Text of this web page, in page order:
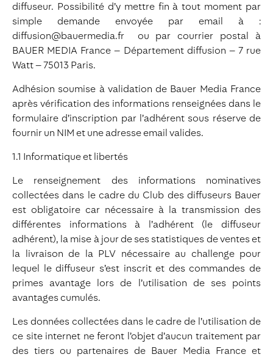
diffuseur. Possibilité d’y mettre fin à tout moment par
simple demande envoyée par email à :
diffusion@bauermedia.fr ou par courrier postal à
BAUER MEDIA France – Département diffusion – 7 rue
Watt – 75013 Paris.
Adhésion soumise à validation de Bauer Media France
après vérification des informations renseignées dans le
formulaire d’inscription par l’adhérent sous réserve de
fournir un NIM et une adresse email valides.
1.1 Informatique et libertés
Le renseignement des informations nominatives
collectées dans le cadre du Club des diffuseurs Bauer
est obligatoire car nécessaire à la transmission des
différentes informations à l’adhérent (le diffuseur
adhérent), la mise à jour de ses statistiques de ventes et
la livraison de la PLV nécessaire au challenge pour
lequel le diffuseur s’est inscrit et des commandes de
primes avantage lors de l’utilisation de ses points
avantages cumulés.
Les données collectées dans le cadre de l’utilisation de
ce site internet ne feront l’objet d’aucun traitement par
des tiers ou partenaires de Bauer Media France et